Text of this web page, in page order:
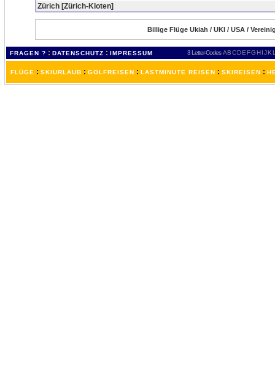
Zürich [Zürich-Kloten]
Billige Flüge Ukiah / UKI / USA /
FRAGEN ? : DATENSCHUTZ : IMPRESSUM 3 Letter-Codes ABCDEFGH IJKL
FLÜGE : SKIURLAUB : GOLFREISEN : LASTMINUTE REISEN : SKIREISEN :